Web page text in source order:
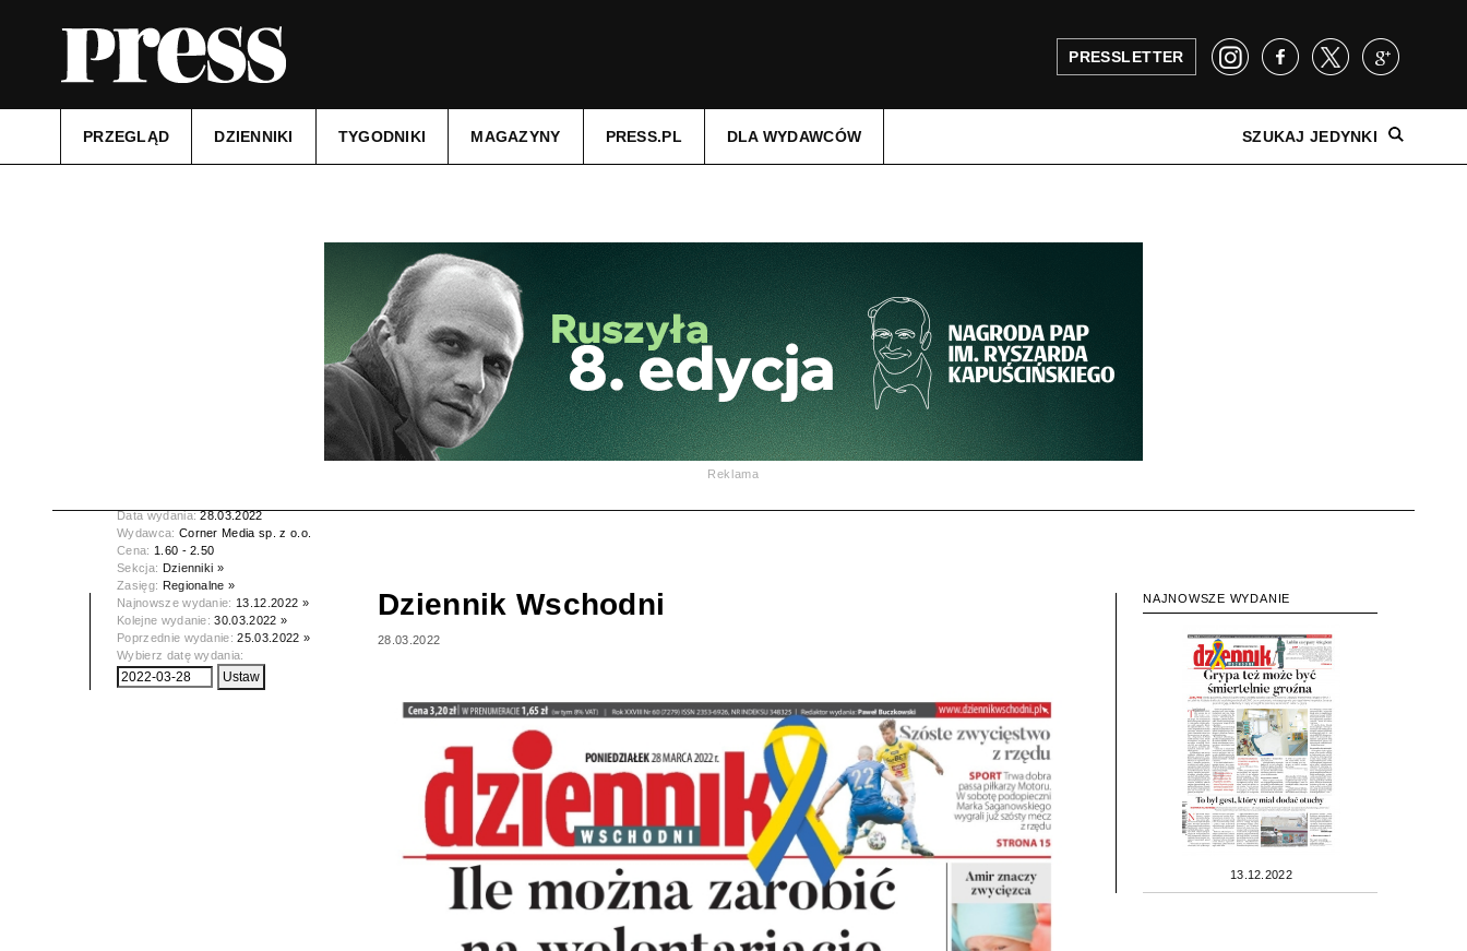
PRESSLETTER
PRZEGLĄD DZIENNIKI TYGODNIKI MAGAZYNY PRESS.PL DLA WYDAWCÓW SZUKAJ JEDYNKI
Reklama
Data wydania:28.03.2022
Wydawca: Corner Media sp. z o.o.
Cena: 1.60 - 2.50
Sekcja: Dzienniki »
Zasięg: Regionalne »
Najnowsze wydanie: 13.12.2022 »
Kolejne wydanie:30.03.2022 »
Poprzednie wydanie:25.03.2022 »
Wybierz datę wydania:
Dziennik Wschodni
28.03.2022
NAJNOWSZE WYDANIE
13.12.2022